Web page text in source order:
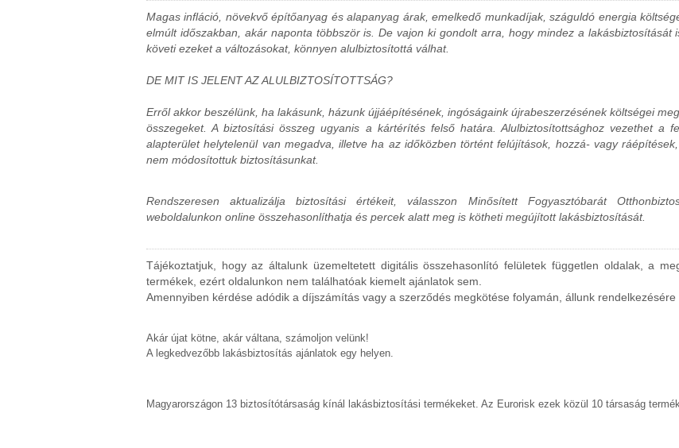
Magas infláció, növekvő építőanyag és alapanyag árak, emelkedő munkadíjak, száguldó energia
elmúlt időszakban, akár naponta többször is. De vajon ki gondolt arra, hogy mindez a lakásbiztosítását
követi ezeket a változásokat, könnyen alulbiztosítottá válhat.
DE MIT IS JELENT AZ ALULBIZTOSÍTOTTSÁG?
Erről akkor beszélünk, ha lakásunk, házunk újjáépítésének, ingóságaink újrabeszerzésének költségei
összegeket. A biztosítási összeg ugyanis a kártérítés felső határa. Alulbiztosítottsághoz vezethet a
alapterület helytelenül van megadva, illetve ha az időközben történt felújítások, hozzá- vagy
nem módosítottuk biztosításunkat.
Rendszeresen aktualizálja biztosítási értékeit, válasszon Minősített Fogyasztóbarát
weboldalunkon online összehasonlíthatja és percek alatt meg is kötheti megújított lakásbiztosítását.
Tájékoztatjuk, hogy az általunk üzemeltetett digitális összehasonlító felületek független oldalak, a
termékek, ezért oldalunkon nem találhatóak kiemelt ajánlatok sem.
Amennyiben kérdése adódik a díjszámítás vagy a szerződés megkötése folyamán, állunk
Akár újat kötne, akár váltana, számoljon velünk!
A legkedvezőbb lakásbiztosítás ajánlatok egy helyen.
Magyarországon 13 biztosítótársaság kínál lakásbiztosítási termékeket. Az Eurorisk ezek közül 10 társaság